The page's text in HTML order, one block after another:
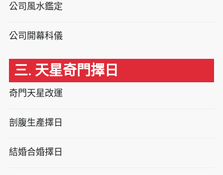
公司風水鑑定
公司開幕科儀
三. 天星奇門擇日
奇門天星改運
剖腹生產擇日
結婚合婚擇日